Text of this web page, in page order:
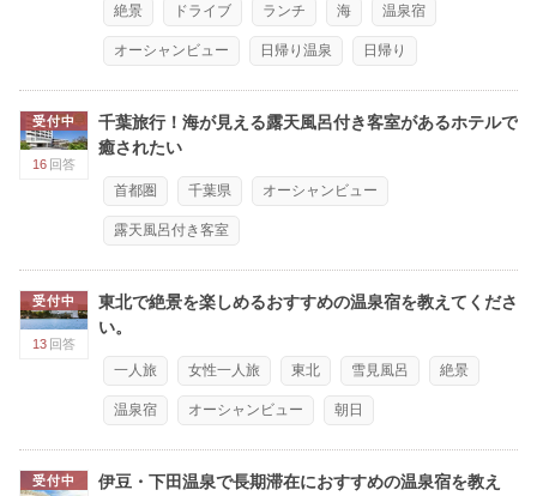
絶景 ドライブ ランチ 海 温泉宿
オーシャンビュー 日帰り温泉 日帰り
受付中
16 回答
千葉旅行！海が見える露天風呂付き客室があるホテルで
癒されたい
首都圏 千葉県 オーシャンビュー
露天風呂付き客室
受付中
13 回答
東北で絶景を楽しめるおすすめの温泉宿を教えてくださ
い。
一人旅 女性一人旅 東北 雪見風呂 絶景
温泉宿 オーシャンビュー 朝日
受付中
伊豆・下田温泉で長期滞在におすすめの温泉宿を教え